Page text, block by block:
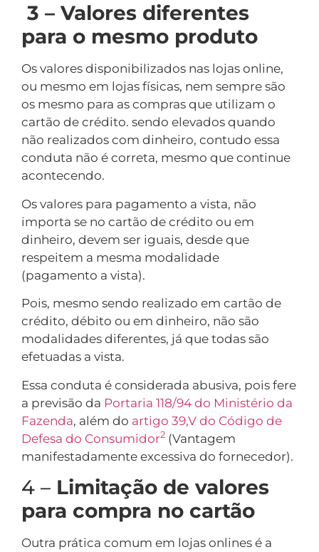
3 – Valores diferentes
para o mesmo produto
Os valores disponibilizados nas lojas online,
ou mesmo em lojas físicas, nem sempre são
os mesmo para as compras que utilizam o
cartão de crédito. sendo elevados quando
não realizados com dinheiro, contudo essa
conduta não é correta, mesmo que continue
acontecendo.
Os valores para pagamento a vista, não
importa se no cartão de crédito ou em
dinheiro, devem ser iguais, desde que
respeitem a mesma modalidade
(pagamento a vista).
Pois, mesmo sendo realizado em cartão de
crédito, débito ou em dinheiro, não são
modalidades diferentes, já que todas são
efetuadas a vista.
Essa conduta é considerada abusiva, pois fere
a previsão da Portaria 118/94 do Ministério da
Fazenda, além do artigo 39,V do Código de
Defesa do Consumidor2 (Vantagem
manifestadamente excessiva do fornecedor).
4 – Limitação de valores
para compra no cartão
Outra prática comum em lojas onlines é a